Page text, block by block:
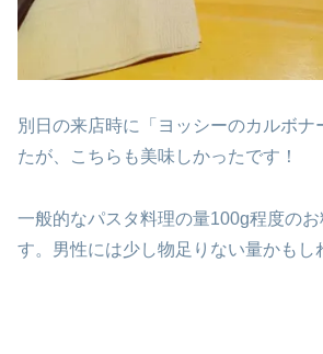
別日の来店時に「ヨッシーのカルボナ
たが、こちらも美味しかったです！
一般的なパスタ料理の量100g程度のお
す。男性には少し物足りない量かもし